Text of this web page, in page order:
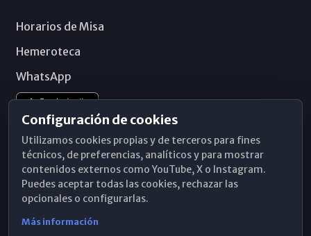
Horarios de Misa
Hemeroteca
WhatsApp
Configuración de cookies
Utilizamos cookies propias y de terceros para fines
técnicos, de preferencias, analíticos y para mostrar
contenidos externos como YouTube, X o Instagram.
Puedes aceptar todas las cookies, rechazar las
opcionales o configurarlas.
Más información